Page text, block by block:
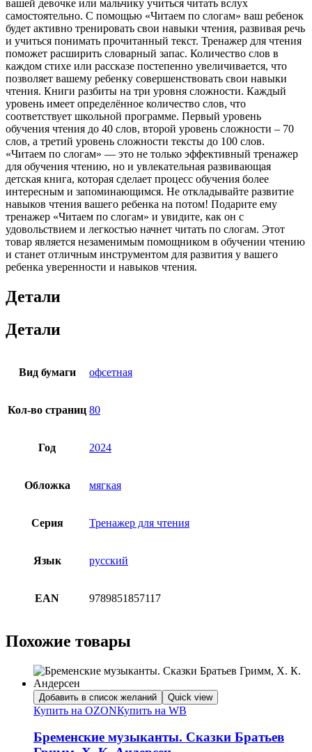
вашей девочке или мальчику учиться читать вслух
самостоятельно. С помощью «Читаем по слогам» ваш ребенок
будет активно тренировать свои навыки чтения, развивая речь
и учиться понимать прочитанный текст. Тренажер для чтения
поможет расширить словарный запас. Количество слов в
каждом стихе или рассказе постепенно увеличивается, что
позволяет вашему ребенку совершенствовать свои навыки
чтения. Книги разбиты на три уровня сложности. Каждый
уровень имеет определённое количество слов, что
соответствует школьной программе. Первый уровень
обучения чтения до 40 слов, второй уровень сложности – 70
слов, а третий уровень сложности тексты до 100 слов.
«Читаем по слогам» — это не только эффективный тренажер
для обучения чтению, но и увлекательная развивающая
детская книга, которая сделает процесс обучения более
интересным и запоминающимся. Не откладывайте развитие
навыков чтения вашего ребенка на потом! Подарите ему
тренажер «Читаем по слогам» и увидите, как он с
удовольствием и легкостью начнет читать по слогам. Этот
товар является незаменимым помощником в обучении чтению
и станет отличным инструментом для развития у вашего
ребенка уверенности и навыков чтения.
Детали
Детали
Вид бумаги офсетная
Кол-во страниц 80
Год 2024
Обложка мягкая
Серия Тренажер для чтения
Язык русский
EAN 9789851857117
Похожие товары
Добавить в список желаний Quick view
Купить на OZONКупить на WB
Бременские музыканты. Сказки Братьев